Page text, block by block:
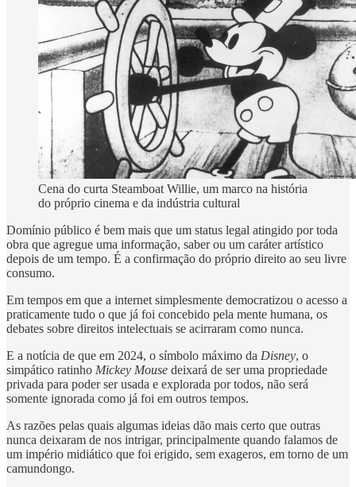
Cena do curta Steamboat Willie, um marco na história
do próprio cinema e da indústria cultural
Domínio público é bem mais que um status legal atingido por toda
obra que agregue uma informação, saber ou um caráter artístico
depois de um tempo. É a confirmação do próprio direito ao seu livre
consumo.
Em tempos em que a internet simplesmente democratizou o acesso a
praticamente tudo o que já foi concebido pela mente humana, os
debates sobre direitos intelectuais se acirraram como nunca.
E a notícia de que em 2024, o símbolo máximo da Disney, o
simpático ratinho Mickey Mouse deixará de ser uma propriedade
privada para poder ser usada e explorada por todos, não será
somente ignorada como já foi em outros tempos.
As razões pelas quais algumas ideias dão mais certo que outras
nunca deixaram de nos intrigar, principalmente quando falamos de
um império midiático que foi erigido, sem exageros, em torno de um
camundongo.